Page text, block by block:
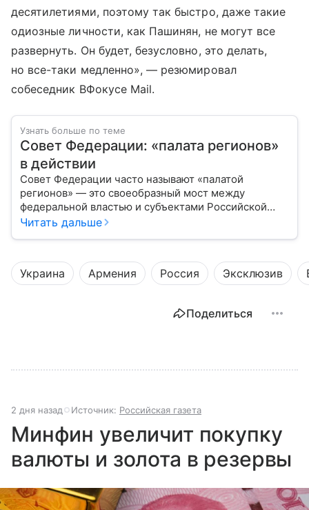
десятилетиями, поэтому так быстро, даже такие
одиозные личности, как Пашинян, не могут все
развернуть. Он будет, безусловно, это делать,
но все-таки медленно», — резюмировал
собеседник ВФокусе Mail.
Узнать больше по теме
Совет Федерации: «палата регионов»
в действии
Совет Федерации часто называют «палатой
регионов» — это своеобразный мост между
федеральной властью и субъектами Российской
Федерации. Если Государственная Дума выражает
масштабах всей страны.
Читать дальше
Украина Армения Россия Эксклюзив
Поделиться
2 дня назад Источник: Российская газета
Минфин увеличит покупку
валюты и золота в резервы